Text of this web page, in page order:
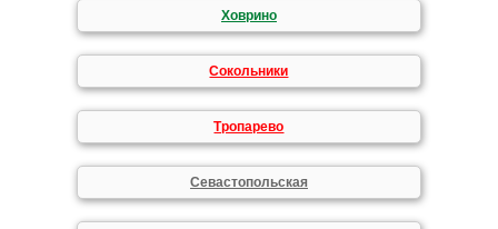
Ховрино
Сокольники
Тропарево
Севастопольская